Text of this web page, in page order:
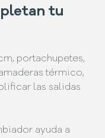
tu
portachupetes,
térmico,
las salidas
ayuda a